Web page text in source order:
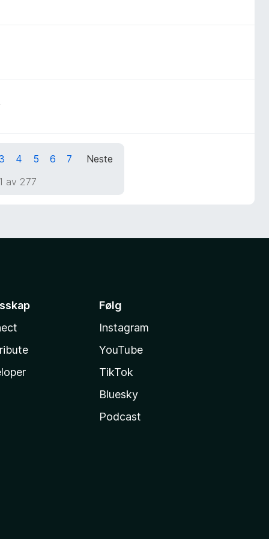
4 5 6 7
Neste
av 277
Følg
Instagram
YouTube
TikTok
Bluesky
Podcast